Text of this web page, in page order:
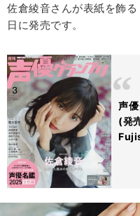
佐倉綾音さんが表紙を飾
日に発売です。
声
(発